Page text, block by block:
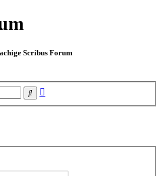
Scribus Forum
Suche